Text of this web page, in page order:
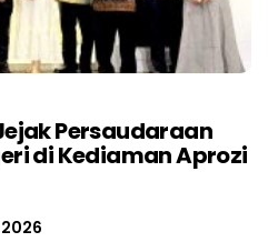
Persaudaraan
di Kediaman Aprozi